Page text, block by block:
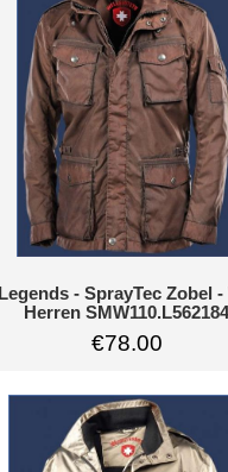
- SprayTec Zobel
Herren
€78.00